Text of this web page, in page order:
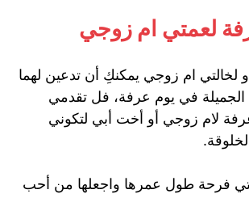
لعمتي ام زوجي
لخالتي ام زوجي يمكنكِ أن تدعين لهما
الجميلة في يوم عرفة، فل تقدمي
لام زوجي أو أخت أبي لتكوني
فرحة طول عمرها واجعلها من أحب